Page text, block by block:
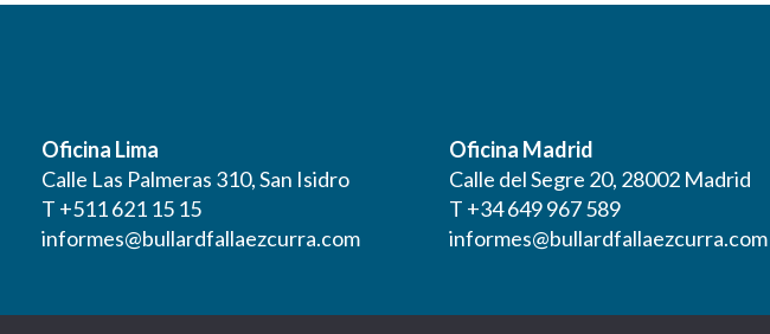
Oficina Lima
Calle Las Palmeras 310, San Isidro
T +511 621 15 15
informes@bullardfallaezcurra.com
Oficina Madrid
Calle del Segre 20, 28002 Madrid
T +34 649 967 589
informes@bullardfallaezcurra.com